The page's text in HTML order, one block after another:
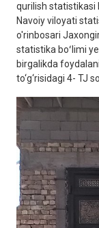
qurilish
Navoiy viloyati
o'rinbosari
statistika boʻlimi
birgalikda
to‘g‘risidagi 4- TJ